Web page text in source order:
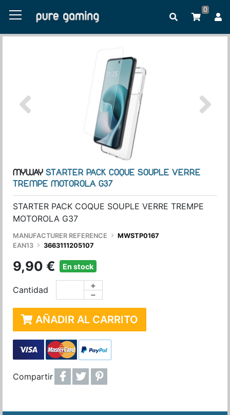
0
MYWAY STARTER PACK COQUE SOUPLE VERRE
TREMPE MOTOROLA G37
STARTER PACK COQUE SOUPLE VERRE TREMPE
MOTOROLA G37
MANUFACTURER REFERENCE
MWSTP0167
EAN13
3663111205107
9,90 € En stock
Cantidad −
+
AÑADIR AL CARRITO
Compartir